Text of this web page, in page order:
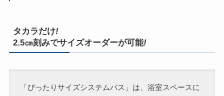
タカラだけ!
2.5㎝刻みでサイズオーダーが可能!
「ぴったりサイズシステムバス」は、浴室スペースに